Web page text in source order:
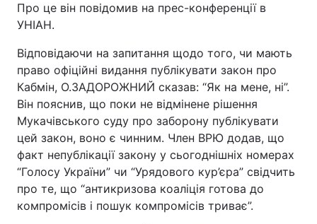
Про це він повідомив на прес-конференції в
УНІАН.
Відповідаючи на запитання щодо того, чи мають
право офіційні видання публікувати закон про
Кабмін, О.ЗАДОРОЖНИЙ сказав: “Як на мене, ні”.
Він пояснив, що поки не відмінене рішення
Мукачівського суду про заборону публікувати
цей закон, воно є чинним. Член ВРЮ додав, що
факт непублікації закону у сьогоднішніх номерах
“Голосу України” чи “Урядового кур’єра” свідчить
про те, що “антикризова коаліція готова до
компромісів і пошук компромісів триває”.